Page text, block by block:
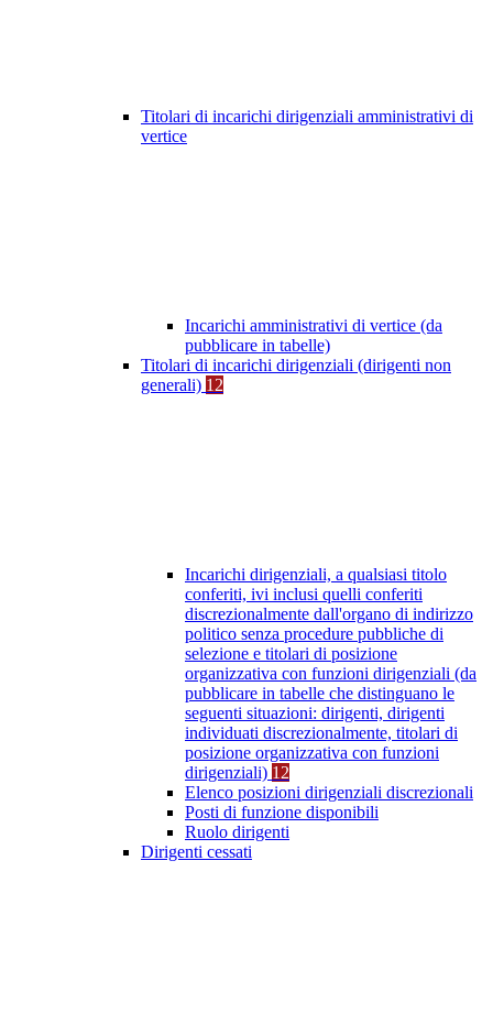
Titolari di incarichi dirigenziali amministrativi di
vertice
Incarichi amministrativi di vertice (da
pubblicare in tabelle)
Titolari di incarichi dirigenziali (dirigenti non
generali) 12
Incarichi dirigenziali, a qualsiasi titolo
conferiti, ivi inclusi quelli conferiti
discrezionalmente dall'organo di indirizzo
politico senza procedure pubbliche di
selezione e titolari di posizione
organizzativa con funzioni dirigenziali (da
pubblicare in tabelle che distinguano le
seguenti situazioni: dirigenti, dirigenti
individuati discrezionalmente, titolari di
posizione organizzativa con funzioni
dirigenziali) 12
Elenco posizioni dirigenziali discrezionali
Posti di funzione disponibili
Ruolo dirigenti
Dirigenti cessati